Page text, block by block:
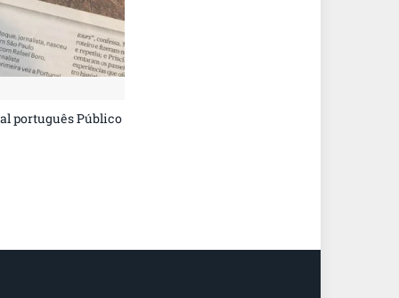
diminuir
o
volume.
português Público